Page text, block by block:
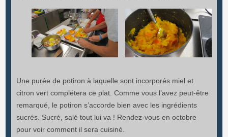
Une purée de potiron à laquelle sont incorporés miel et
citron vert complétera ce plat. Comme vous l’avez peut-être
remarqué, le potiron s’accorde bien avec les ingrédients
sucrés. Sucré, salé tout lui va ! Rendez-vous en octobre
pour voir comment il sera cuisiné.